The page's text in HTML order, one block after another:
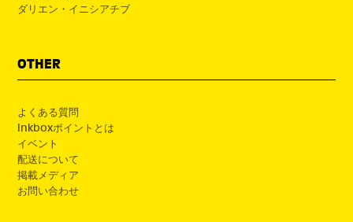
ダリエン・イニシアチブ
OTHER
よくある質問
Inkboxポイントとは
イベント
配送について
掲載メディア
お問い合わせ